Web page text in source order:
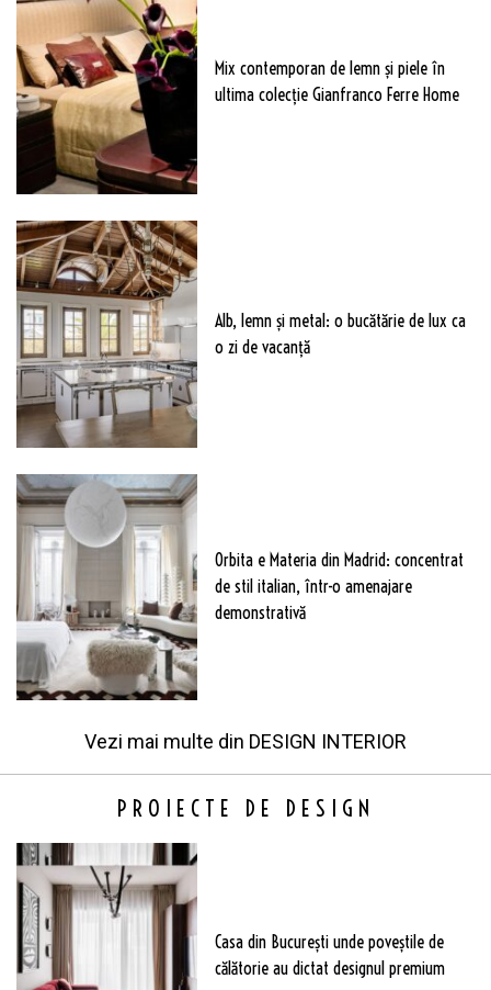
Mix contemporan de lemn şi piele în
ultima colecție Gianfranco Ferre Home
Alb, lemn și metal: o bucătărie de lux ca
o zi de vacanță
Orbita e Materia din Madrid: concentrat
de stil italian, într-o amenajare
demonstrativă
Vezi mai multe din DESIGN INTERIOR
PROIECTE DE DESIGN
Casa din București unde poveștile de
călătorie au dictat designul premium